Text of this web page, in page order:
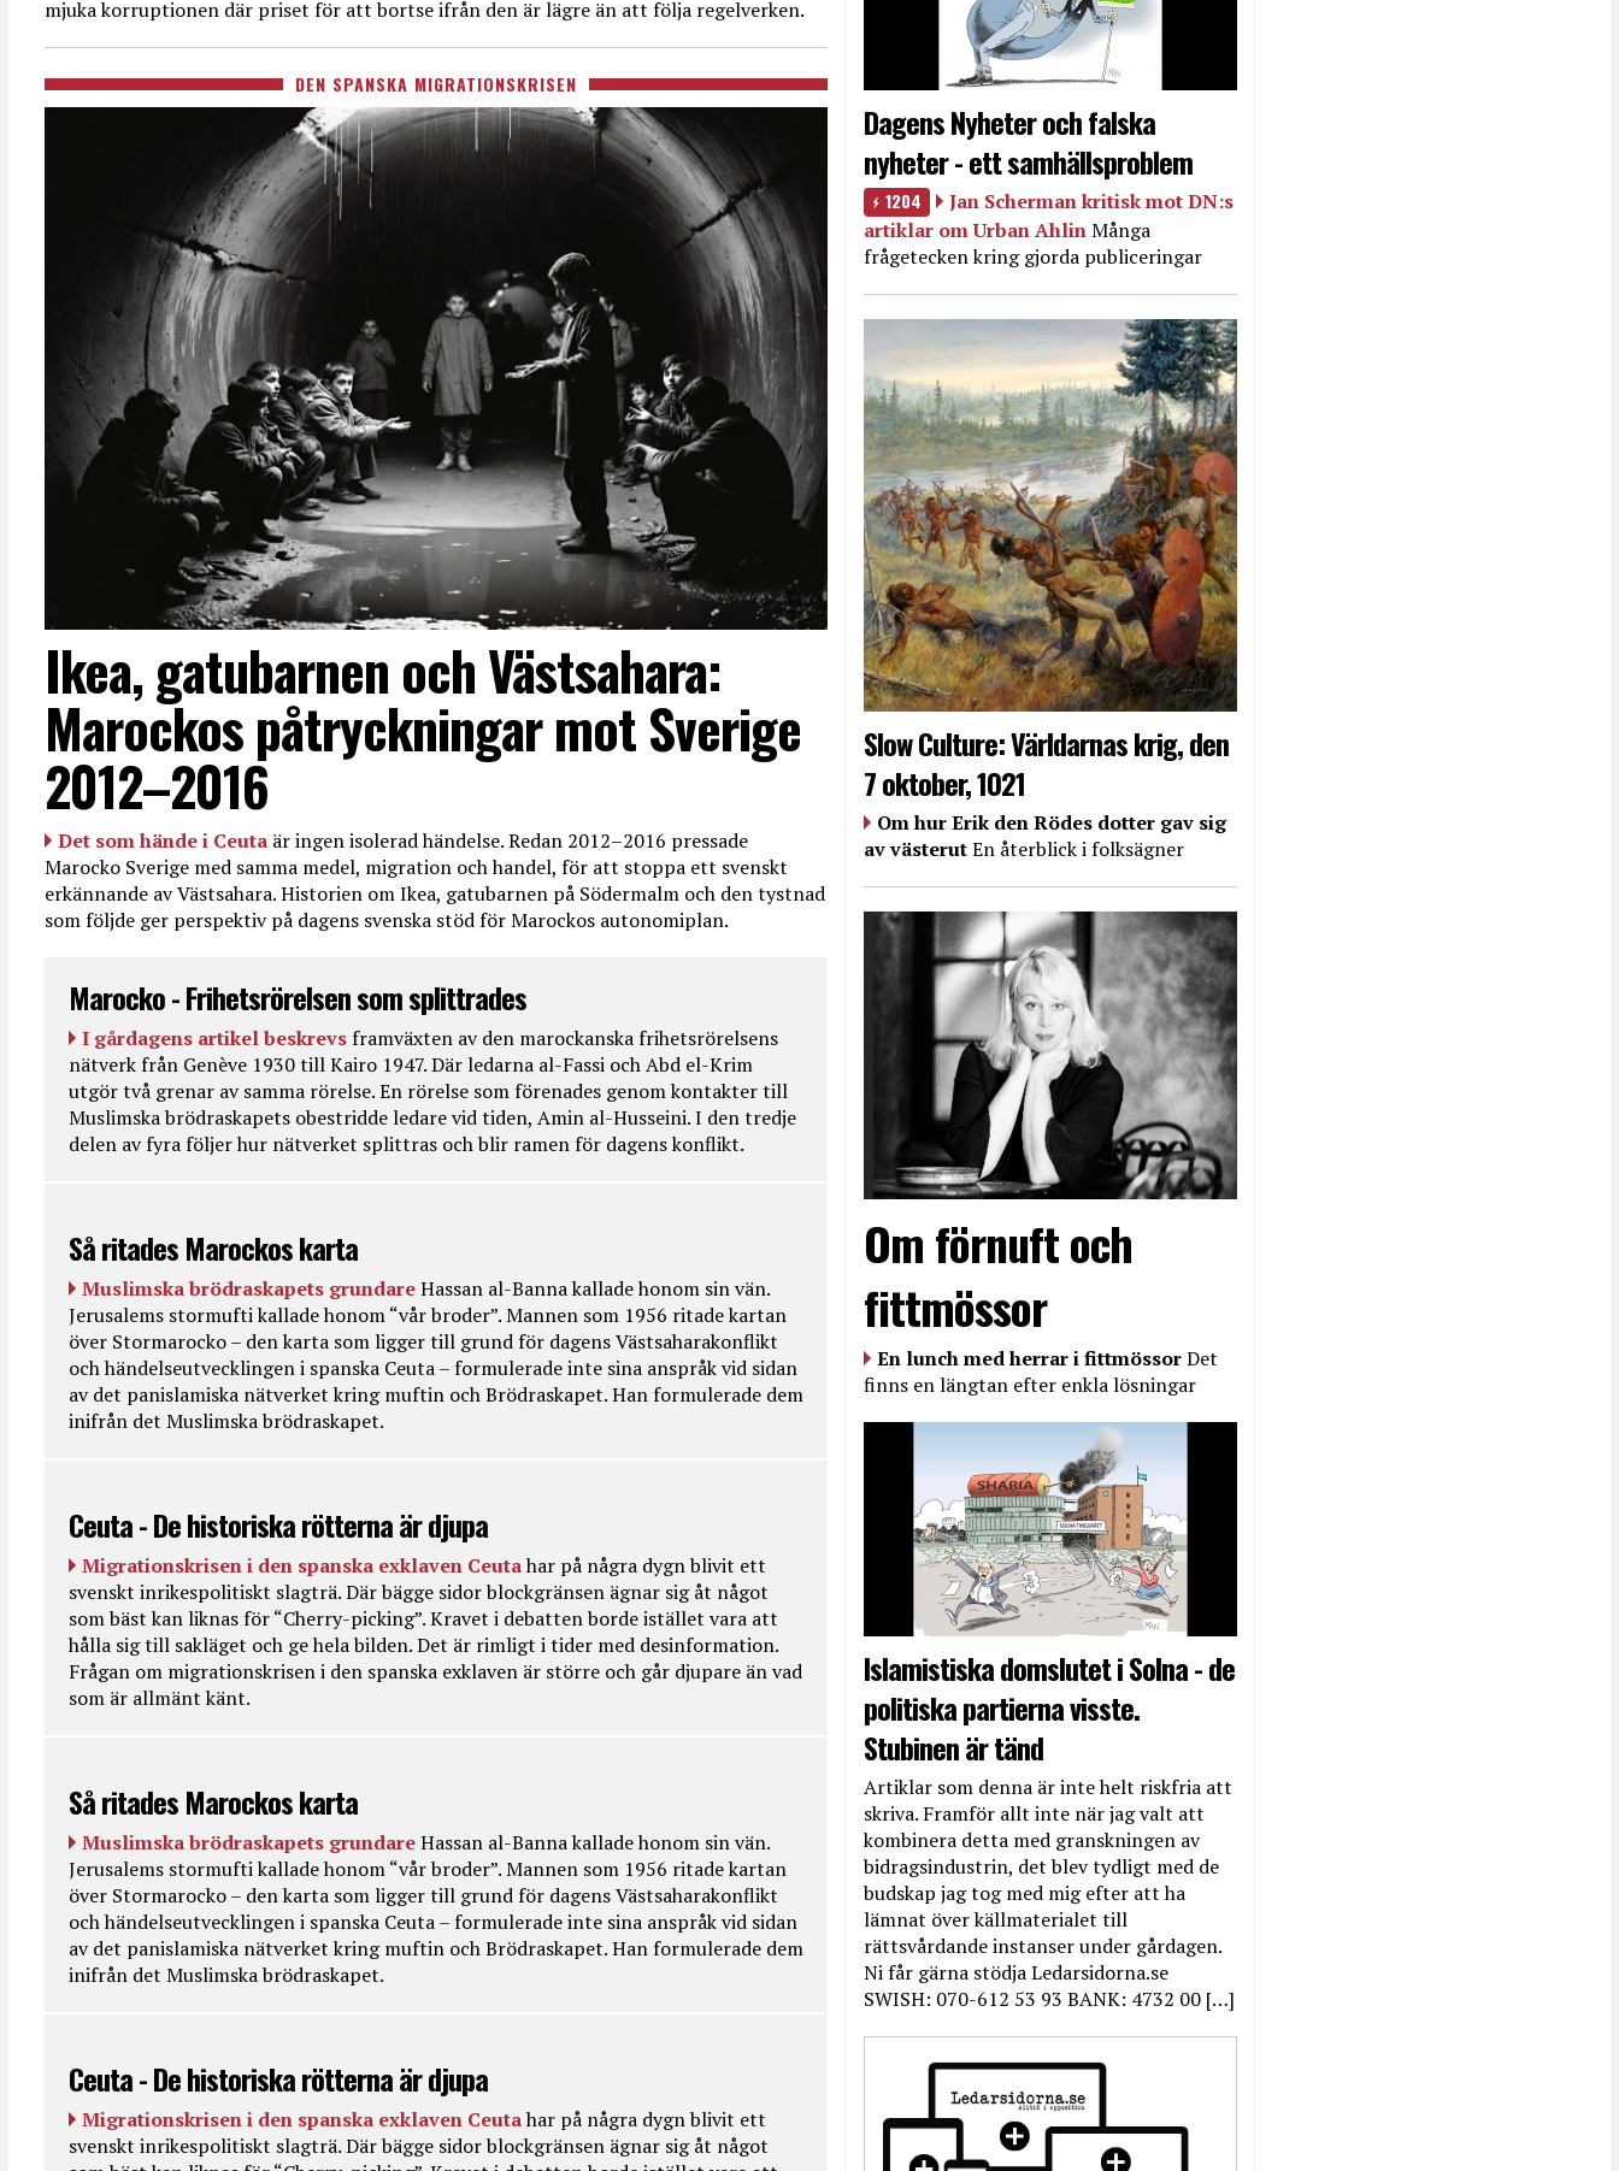
mjuka korruptionen där priset för att bortse ifrån den är lägre än att följa regelverken.
DEN SPANSKA MIGRATIONSKRISEN
Ikea, gatubarnen och Västsahara:
Marockos påtryckningar mot Sverige
2012–2016
Det som hände i Ceuta är ingen isolerad händelse. Redan 2012–2016 pressade
Marocko Sverige med samma medel, migration och handel, för att stoppa ett svenskt
erkännande av Västsahara. Historien om Ikea, gatubarnen på Södermalm och den tystnad
som följde ger perspektiv på dagens svenska stöd för Marockos autonomiplan.
Marocko - Frihetsrörelsen som splittrades
I gårdagens artikel beskrevs framväxten av den marockanska frihetsrörelsens
nätverk från Genève 1930 till Kairo 1947. Där ledarna al-Fassi och Abd el-Krim
utgör två grenar av samma rörelse. En rörelse som förenades genom kontakter till
Muslimska brödraskapets obestridde ledare vid tiden, Amin al-Husseini. I den tredje
delen av fyra följer hur nätverket splittras och blir ramen för dagens konflikt.
Så ritades Marockos karta
Muslimska brödraskapets grundareHassan al-Banna kallade honom sin vän.
Jerusalems stormufti kallade honom “vår broder”. Mannen som 1956 ritade kartan
över Stormarocko – den karta som ligger till grund för dagens Västsaharakonflikt
och händelseutvecklingen i spanska Ceuta – formulerade inte sina anspråk vid sidan
av det panislamiska nätverket kring muftin och Brödraskapet. Han formulerade dem
inifrån det Muslimska brödraskapet.
Ceuta - De historiska rötterna är djupa
Migrationskrisen i den spanska exklaven Ceutahar på några dygn blivit ett
svenskt inrikespolitiskt slagträ. Där bägge sidor blockgränsen ägnar sig åt något
som bäst kan liknas för “Cherry-picking”. Kravet i debatten borde istället vara att
hålla sig till sakläget och ge hela bilden. Det är rimligt i tider med desinformation.
Frågan om migrationskrisen i den spanska exklaven är större och går djupare än vad
som är allmänt känt.
Så ritades Marockos karta
Muslimska brödraskapets grundareHassan al-Banna kallade honom sin vän.
Jerusalems stormufti kallade honom “vår broder”. Mannen som 1956 ritade kartan
över Stormarocko – den karta som ligger till grund för dagens Västsaharakonflikt
och händelseutvecklingen i spanska Ceuta – formulerade inte sina anspråk vid sidan
av det panislamiska nätverket kring muftin och Brödraskapet. Han formulerade dem
inifrån det Muslimska brödraskapet.
Ceuta - De historiska rötterna är djupa
Migrationskrisen i den spanska exklaven Ceutahar på några dygn blivit ett
svenskt inrikespolitiskt slagträ. Där bägge sidor blockgränsen ägnar sig åt något
Dagens Nyheter och falska
nyheter - ett samhällsproblem
1204
Jan Scherman kritisk mot DN:s
artiklar om Urban AhlinMånga
frågetecken kring gjorda publiceringar
Slow Culture: Världarnas krig, den
7 oktober, 1021
Om hur Erik den Rödes dotter gav sig
av västerutEn återblick i folksägner
Om förnuft och
fittmössor
En lunch med herrar i fittmössorDet
finns en längtan efter enkla lösningar
Islamistiska domslutet i Solna - de
politiska partierna visste.
Stubinen är tänd
Artiklar som denna är inte helt riskfria att
skriva. Framför allt inte när jag valt att
kombinera detta med granskningen av
bidragsindustrin, det blev tydligt med de
budskap jag tog med mig efter att ha
lämnat över källmaterialet till
rättsvårdande instanser under gårdagen.
Ni får gärna stödja Ledarsidorna.se
SWISH: 070-612 53 93 BANK: 4732 00 […]